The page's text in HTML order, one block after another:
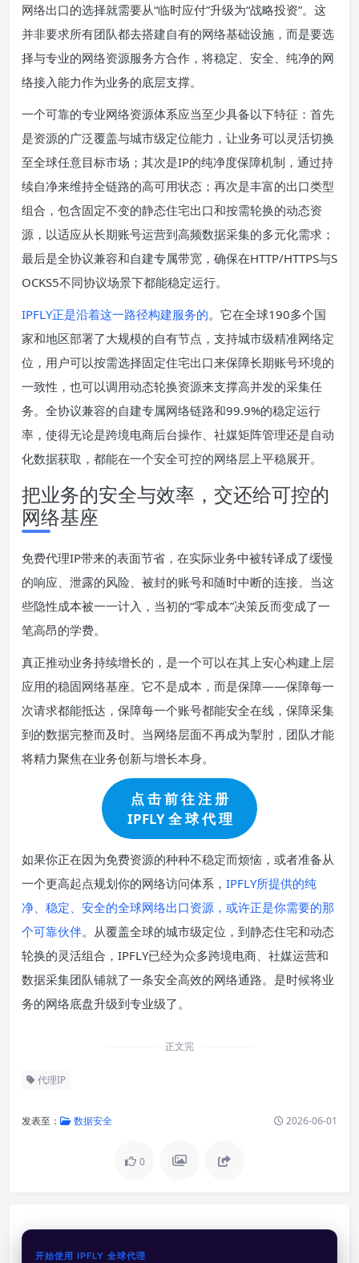
网络出口的选择就需要从“临时应付”升级为“战略投资”。这
并非要求所有团队都去搭建自有的网络基础设施，而是要选
择与专业的网络资源服务方合作，将稳定、安全、纯净的网
络接入能力作为业务的底层支撑。
一个可靠的专业网络资源体系应当至少具备以下特征：首先
是资源的广泛覆盖与城市级定位能力，让业务可以灵活切换
至全球任意目标市场；其次是IP的纯净度保障机制，通过持
续自净来维持全链路的高可用状态；再次是丰富的出口类型
组合，包含固定不变的静态住宅出口和按需轮换的动态资
源，以适应从长期账号运营到高频数据采集的多元化需求；
最后是全协议兼容和自建专属带宽，确保在HTTP/HTTPS与S
OCKS5不同协议场景下都能稳定运行。
IPFLY正是沿着这一路径构建服务的。它在全球190多个国
家和地区部署了大规模的自有节点，支持城市级精准网络定
位，用户可以按需选择固定住宅出口来保障长期账号环境的
一致性，也可以调用动态轮换资源来支撑高并发的采集任
务。全协议兼容的自建专属网络链路和99.9%的稳定运行
率，使得无论是跨境电商后台操作、社媒矩阵管理还是自动
化数据获取，都能在一个安全可控的网络层上平稳展开。
把业务的安全与效率，交还给可控的
网络基座
免费代理IP带来的表面节省，在实际业务中被转译成了缓慢
的响应、泄露的风险、被封的账号和随时中断的连接。当这
些隐性成本被一一计入，当初的“零成本”决策反而变成了一
笔高昂的学费。
真正推动业务持续增长的，是一个可以在其上安心构建上层
应用的稳固网络基座。它不是成本，而是保障——保障每一
次请求都能抵达，保障每一个账号都能安全在线，保障采集
到的数据完整而及时。当网络层面不再成为掣肘，团队才能
将精力聚焦在业务创新与增长本身。
点 击 前 往 注 册
IPFLY 全 球 代 理
如果你正在因为免费资源的种种不稳定而烦恼，或者准备从
一个更高起点规划你的网络访问体系， IPFLY所提供的纯
净、稳定、安全的全球网络出口资源，或许正是你需要的那
个可靠伙伴。从覆盖全球的城市级定位，到静态住宅和动态
轮换的灵活组合，IPFLY已经为众多跨境电商、社媒运营和
数据采集团队铺就了一条安全高效的网络通路。是时候将业
务的网络底盘升级到专业级了。
正文完
代理IP
发表至： 数据安全 2026-06-01
0
开始使用 IPFLY 全球代理